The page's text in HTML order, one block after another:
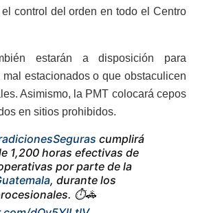
control del orden en todo el Centro
estarán a disposición para
estacionados o que obstaculicen
Asimismo, la PMT colocará cepos
en sitios prohibidos.
cumplirá
1,200 horas efectivas de
por parte de la
, durante los
⏱️🚓